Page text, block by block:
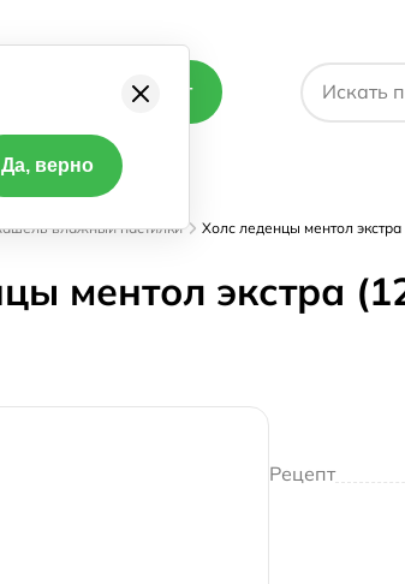
Каталог Искать
влажный пастилки Холс леденцы ментол экстра
ментол экстра
Рецепт
Да, верно